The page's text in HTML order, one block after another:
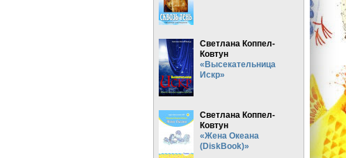
Светлана Коппел-
Ковтун
«Высекательница
Искр»
Светлана Коппел-
Ковтун
«Жена Океана
(DiskBook)»